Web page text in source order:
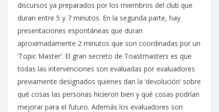
discursos ya preparados por los miembros del club que
duran entre 5 y 7 minutos. En la segunda parte, hay
presentaciones espontáneas que duran
aproximadamente 2 minutos que son coordinadas por un
’Topic Master’. El gran secreto de Toastmasters es que
todas las intervenciones son evaluadas por evaluadores
previamente designados quienes dan la ‘devolución’ sobre
qué cosas las personas hicieron bien y qué cosas podrían
mejorar para el futuro. Además los evaluadores son